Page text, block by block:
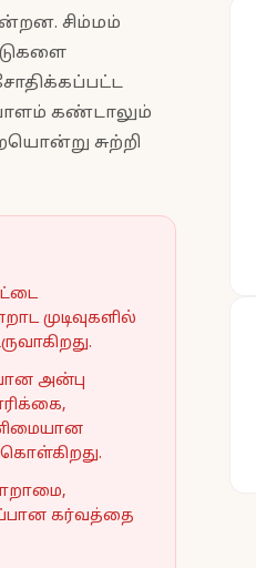
சிம்மம்
கண்டாலும்
சுற்றி
முடிவுகளில்
அன்பு
கர்வத்தை